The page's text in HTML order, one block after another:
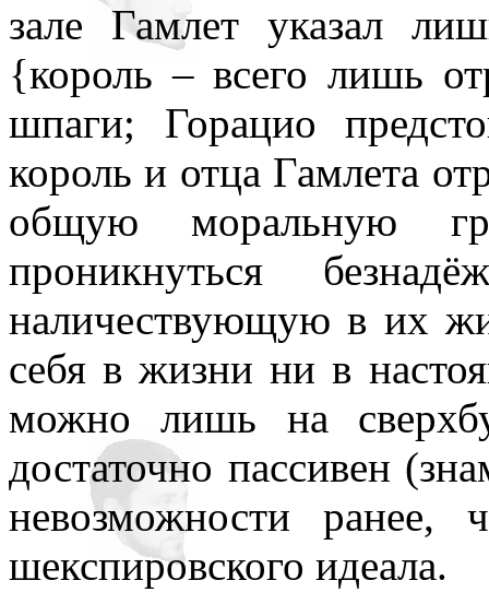
зале Гамлет указал
{король – всего лишь
шпаги; Горацио
король и отца Гамлета
общую моральную
проникнуться
наличествующую в их
себя в жизни ни в
можно лишь на
достаточно пассивен
невозможности ранее,
шекспировского идеала.